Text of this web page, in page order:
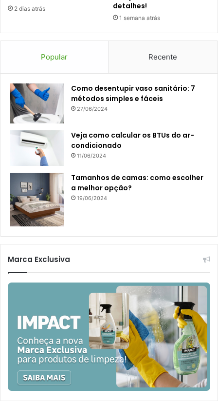
2 dias atrás
detalhes!
1 semana atrás
Popular Recente
Como desentupir vaso sanitário: 7
métodos simples e fáceis
27/06/2024
Veja como calcular os BTUs do ar-
condicionado
11/06/2024
Tamanhos de camas: como escolher
a melhor opção?
19/06/2024
Marca Exclusiva